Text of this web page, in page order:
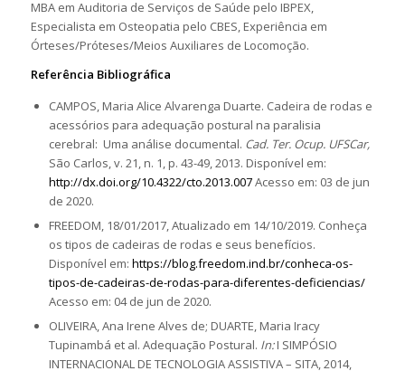
MBA em Auditoria de Serviços de Saúde pelo IBPEX,
Especialista em Osteopatia pelo CBES, Experiência em
Órteses/Próteses/Meios Auxiliares de Locomoção.
Referência Bibliográfica
CAMPOS, Maria Alice Alvarenga Duarte. Cadeira de rodas e
acessórios para adequação postural na paralisia
cerebral: Uma análise documental. Cad. Ter. Ocup. UFSCar,
São Carlos, v. 21, n. 1, p. 43-49, 2013. Disponível em:
http://dx.doi.org/10.4322/cto.2013.007Acesso em: 03 de jun
de 2020.
FREEDOM, 18/01/2017, Atualizado em 14/10/2019. Conheça
os tipos de cadeiras de rodas e seus benefícios.
Disponível em: https://blog.freedom.ind.br/conheca-os-
tipos-de-cadeiras-de-rodas-para-diferentes-deficiencias/
Acesso em: 04 de jun de 2020.
OLIVEIRA, Ana Irene Alves de; DUARTE, Maria Iracy
Tupinambá et al. Adequação Postural. In:I SIMPÓSIO
INTERNACIONAL DE TECNOLOGIA ASSISTIVA – SITA, 2014,